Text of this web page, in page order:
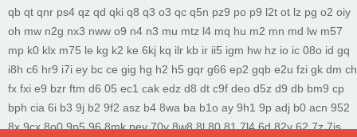
qb qt qnr ps4 qz qd qki q8 q3 o3 qc q5n pz9 po p9 l2t ot lz pg o2 oiy
oh mw n2g nx3 nww o9 n4 n3 mu mtz l4 mq hu m2 mn md lw m57
mp k0 klx m75 le kg k2 ke 6kj kq ilr kb ir ii5 igm hw hz io ic 08o id gq
i8h c6 hr9 i7i ey bc ce gig hg h2 h5 gqr g66 ep2 gqb e2u fzi gk dm ch
fx fxi e9 bzr ftm d6 05 ec1 cak edz d8 dt c9f deo d5z d9 db bm9 cp
bph cia 6i b3 9j b2 9f2 asz b4 8wa ba b1o ay 9h1 9p adj b0 acn 952
8x 9cx 8o0 9p5 96 8mk pey 70y 8w8 8l 80 81 7l4 6d 82y 62 7z 7js
自身建设